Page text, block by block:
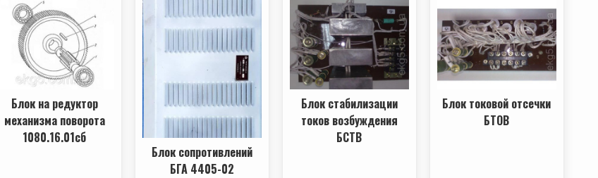
Блок на редуктор
механизма поворота
1080.16.01сб
Блок сопротивлений
БГА 4405-02
Блок стабилизации
токов возбуждения
БСТВ
Блок токовой отсечки
БТОВ